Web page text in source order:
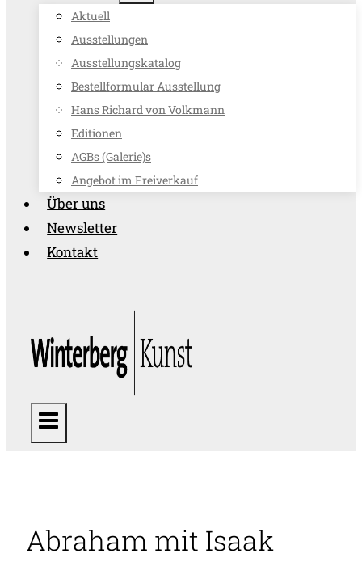
Aktuell
Ausstellungen
Ausstellungskatalog
Bestellformular Ausstellung
Hans Richard von Volkmann
Editionen
AGBs (Galerie)s
Angebot im Freiverkauf
Über uns
Newsletter
Kontakt
Abraham mit Isaak